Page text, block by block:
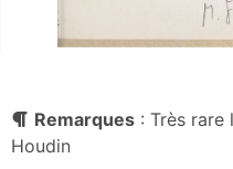
Remarques : Très
Houdin